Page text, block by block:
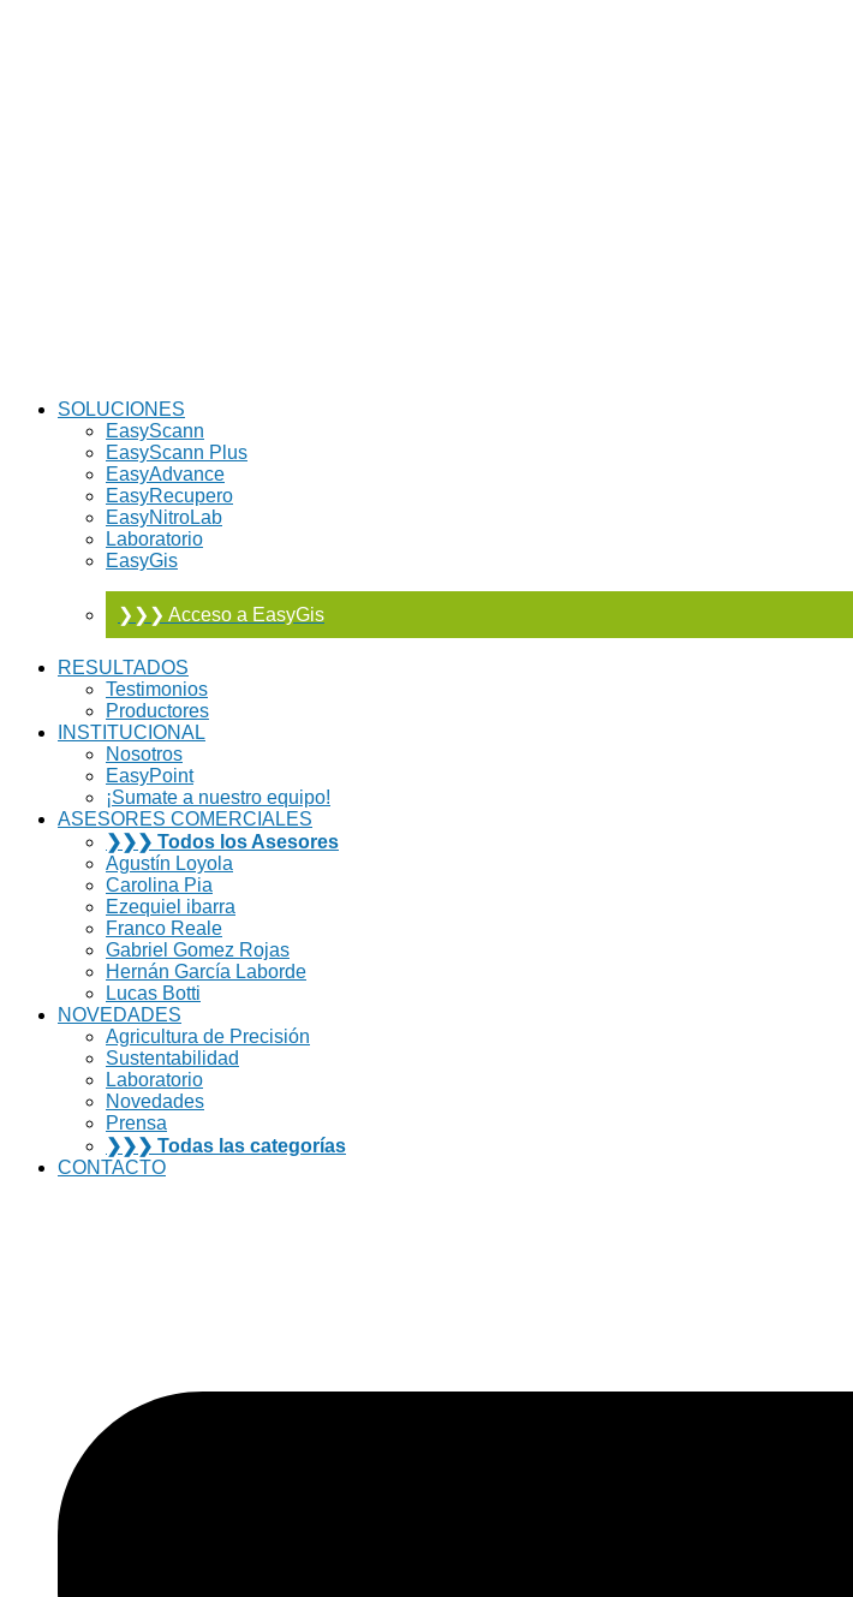
SOLUCIONES
EasyScann
EasyScann Plus
EasyAdvance
EasyRecupero
EasyNitroLab
Laboratorio
EasyGis
❯❯❯ Acceso a EasyGis
RESULTADOS
Testimonios
Productores
INSTITUCIONAL
Nosotros
EasyPoint
¡Sumate a nuestro equipo!
ASESORES COMERCIALES
❯❯❯ Todos los Asesores
Agustín Loyola
Carolina Pia
Ezequiel ibarra
Franco Reale
Gabriel Gomez Rojas
Hernán García Laborde
Lucas Botti
NOVEDADES
Agricultura de Precisión
Sustentabilidad
Laboratorio
Novedades
Prensa
❯❯❯ Todas las categorías
CONTACTO